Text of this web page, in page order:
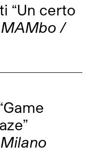
“Un certo
MAMbo /